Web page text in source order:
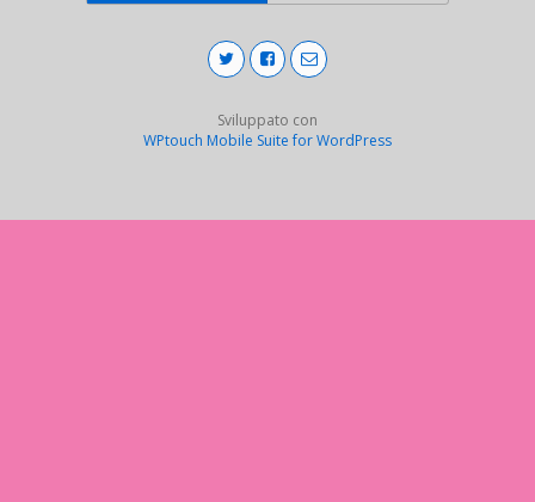
Sviluppato con
WPtouch Mobile Suite for WordPress